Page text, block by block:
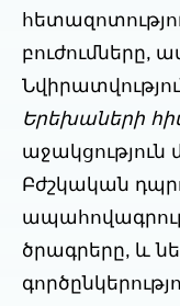
բուժումները,
Երեխաների
աջակցություն
Բժշկական
ծրագրերը, և